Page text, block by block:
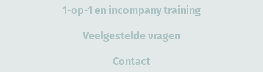
1-op-1 en incompany training
Veelgestelde vragen
Contact